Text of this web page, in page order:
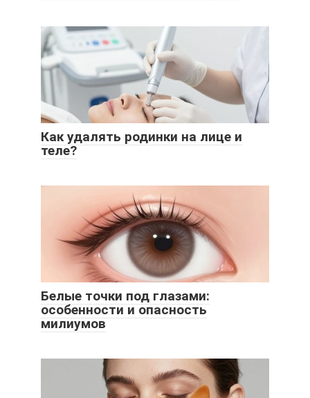
Как удалять родинки на лице и
теле?
Белые точки под глазами:
особенности и опасность
милиумов